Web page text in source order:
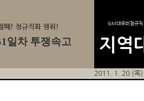
폐! 정규직화 쟁취!
일차 투쟁속고
GM대우비정규직
지역
2011. 1. 20 (목)